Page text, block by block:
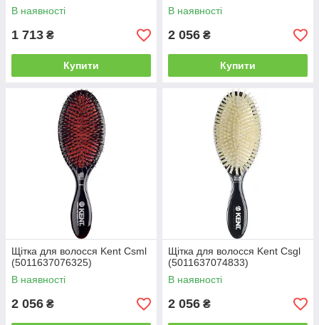
В наявності
1 713 ₴
Купити
В наявності
2 056 ₴
Купити
Щітка для волосся Kent Csml
(5011637076325)
В наявності
2 056 ₴
Щітка для волосся Kent Csgl
(5011637074833)
В наявності
2 056 ₴